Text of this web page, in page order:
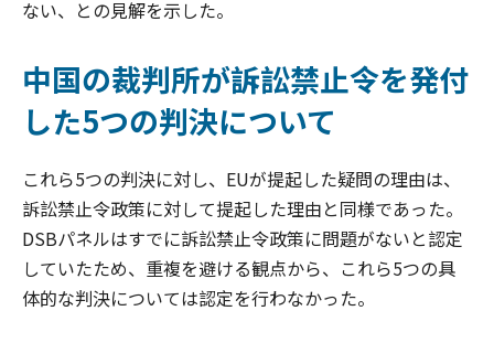
ない、との見解を示した。
中国の裁判所が訴訟禁止令を発付
した5つの判決について
これら5つの判決に対し、EUが提起した疑問の理由は、
訴訟禁止令政策に対して提起した理由と同様であった。
DSBパネルはすでに訴訟禁止令政策に問題がないと認定
していたため、重複を避ける観点から、これら5つの具
体的な判決については認定を行わなかった。